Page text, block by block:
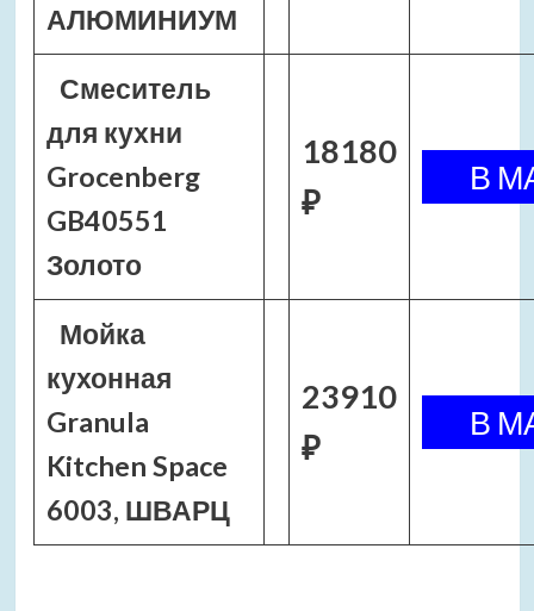
АЛЮМИНИУМ
Смеситель
для кухни
Grocenberg
GB40551
Золото
18180
₽
Мойка
кухонная
Granula
Kitchen Space
6003, ШВАРЦ
23910
₽